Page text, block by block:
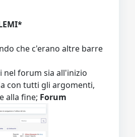
che c'erano altre barre
nel forum sia all'inizio
con tutti gli argomenti,
alla fine; Forum